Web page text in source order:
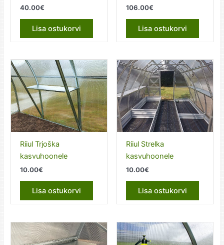
40.00€
Lisa ostukorvi
106.00€
Lisa ostukorvi
Riiul Trjoška
kasvuhoonele
10.00€
Lisa ostukorvi
Riiul Strelka
kasvuhoonele
10.00€
Lisa ostukorvi